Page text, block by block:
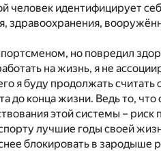
человек идентифицирует
здравоохранения,
но повредил
на жизнь, я не
я буду продолжать считать
до конца жизни. Ведь то,
этой системы – риск
лучшие годы своей
блокировать в